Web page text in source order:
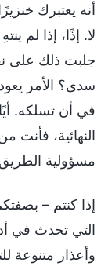
أنه يعتبرك
لا. إذًا، إذا لم
جلبت ذلك على
سدى؟ الأمر
في أن تسلكه.
النهائية، فأنت
مسؤولية
إذا كنتم –
التي تحدث في
وأعذار متنوعة